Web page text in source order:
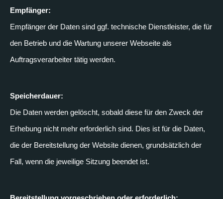
Empfänger:
Empfänger der Daten sind ggf. technische Dienstleister, die für
den Betrieb und die Wartung unserer Webseite als
Auftragsverarbeiter tätig werden.
Speicherdauer:
Die Daten werden gelöscht, sobald diese für den Zweck der
Erhebung nicht mehr erforderlich sind. Dies ist für die Daten,
die der Bereitstellung der Website dienen, grundsätzlich der
Fall, wenn die jeweilige Sitzung beendet ist.